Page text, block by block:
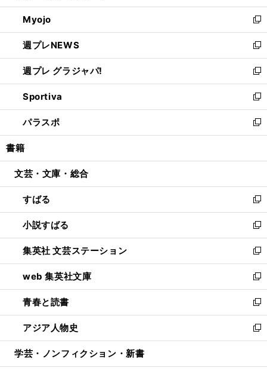
開
く
ウ
で
開
く
ン
ド
ウ
で
開
く
ウ
ィ
ン
ド
ウ
で
開
く
Myojo
新
し
い
ウ
ィ
ン
ド
ウ
で
開
週プレNEWS
新
し
い
ウ
ィ
ン
ド
ウ
開
週プレ グラジャパ!
新
し
い
ウ
ィ
ン
ウ
開
く
Sportiva
新
し
い
ウ
ン
ウ
で
開
く
パラスポ
新
し
ウ
ン
ド
ウ
で
開
く
書籍
文芸・文庫・総合
すばる
新
し
い
ウ
ィ
ン
ド
ウ
で
開
く
小説すばる
新
し
い
ウ
ィ
ン
ド
ウ
で
開
集英社 文芸ステーション
新
し
い
ウ
ィ
ン
ド
ウ
開
web 集英社文庫
新
し
い
ウ
ィ
ン
ウ
青春と読書
新
し
い
ウ
ン
アジア人物史
新
し
ウ
学芸・ノンフィクション・新書